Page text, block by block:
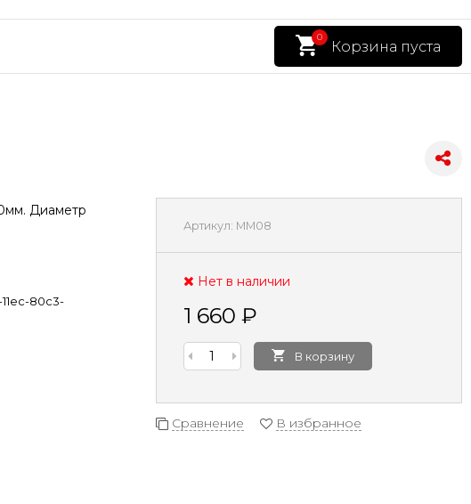
Корзина пуста
0
Артикул: MM08
Нет в наличии
1 660 ₽
В корзину
Сравнение В избранное
Диаметр
80c3-